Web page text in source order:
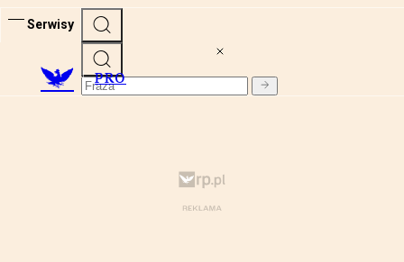
Serwisy
PRO